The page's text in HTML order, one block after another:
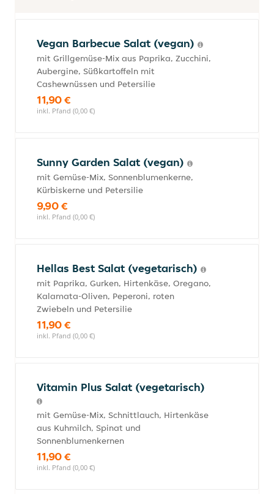
Vegan Barbecue Salat (vegan)
mit Grillgemüse-Mix aus Paprika, Zucchini,
Aubergine, Süßkartoffeln mit
Cashewnüssen und Petersilie
11,90 €
inkl. Pfand (0,00 €)
Sunny Garden Salat (vegan)
mit Gemüse-Mix, Sonnenblumenkerne,
Kürbiskerne und Petersilie
9,90 €
inkl. Pfand (0,00 €)
Hellas Best Salat (vegetarisch)
mit Paprika, Gurken, Hirtenkäse, Oregano,
Kalamata-Oliven, Peperoni, roten
Zwiebeln und Petersilie
11,90 €
inkl. Pfand (0,00 €)
Vitamin Plus Salat (vegetarisch)
mit Gemüse-Mix, Schnittlauch, Hirtenkäse
aus Kuhmilch, Spinat und
Sonnenblumenkernen
11,90 €
inkl. Pfand (0,00 €)